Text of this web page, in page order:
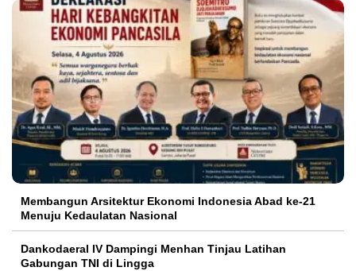
Membangun Arsitektur Ekonomi Indonesia Abad ke-21
Menuju Kedaulatan Nasional
Dankodaeral IV Dampingi Menhan Tinjau Latihan
Gabungan TNI di Lingga